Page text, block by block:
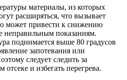
материалы, из которых
расширяться, что вызывает
может привести к снижению
неправильным показаниям.
поднимается выше 80 градусов
запотевания или
следует следить за
и избегать перегрева.